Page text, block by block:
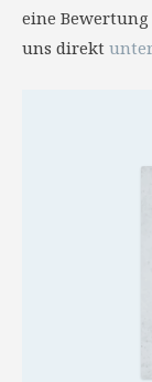
eine
uns direkt